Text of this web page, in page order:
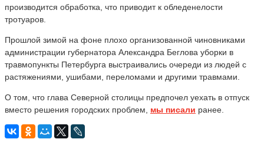
производится обработка, что приводит к обледенелости
тротуаров.
Прошлой зимой на фоне плохо организованной чиновниками
администрации губернатора Александра Беглова уборки в
травмопункты Петербурга выстраивались очереди из людей с
растяжениями, ушибами, переломами и другими травмами.
О том, что глава Северной столицы предпочел уехать в отпуск
вместо решения городских проблем, мы писали ранее.